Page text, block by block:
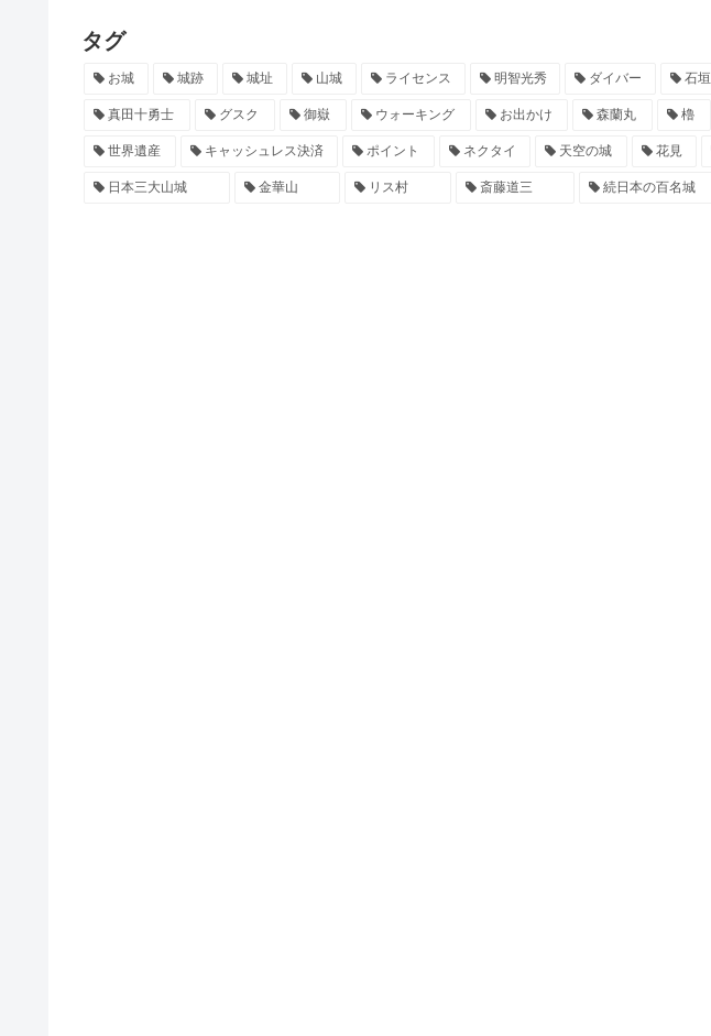
タグ
お城 城跡 城址 山城 ライセンス 明智光秀 ダイバー 石垣
真田十勇士 グスク 御嶽 ウォーキング お出かけ 森蘭丸 櫓
世界遺産 キャッシュレス決済 ポイント ネクタイ 天空の城 花見
日本三大山城 金華山 リス村 斎藤道三 続日本の百名城